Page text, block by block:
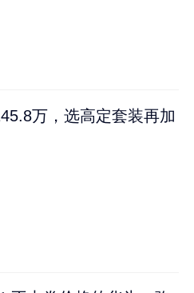
万，选高定套装再加